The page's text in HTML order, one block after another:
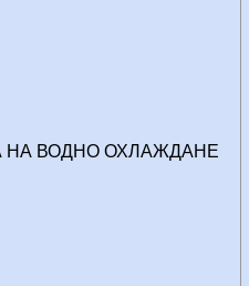
НА ВОДНО ОХЛАЖДАНЕ